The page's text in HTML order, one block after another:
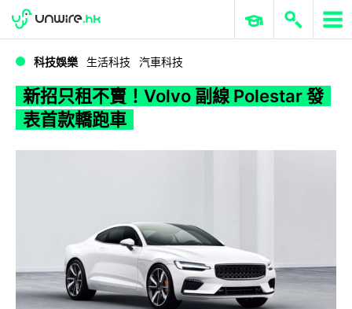
WWDC 2026 ERP 與商業 AI
科技娛樂 生活科技 汽車科技
新招只租不賣！Volvo 副線 Polestar 發
表首款轎跑車